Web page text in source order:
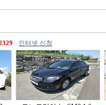
인터넷 신청